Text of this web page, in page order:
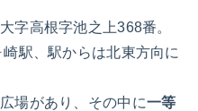
字高根字池之上368番。
駅、駅からは北東方向に
場があり、その中に一等